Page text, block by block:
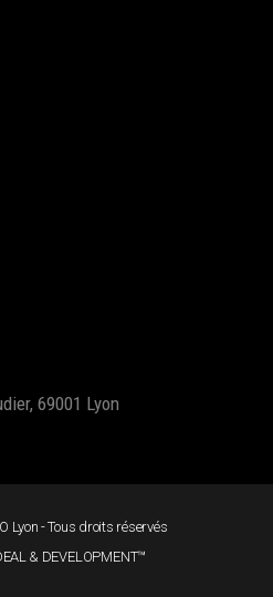
69001 Lyon
Lyon - Tous droits réservés
& DEVELOPMENT™